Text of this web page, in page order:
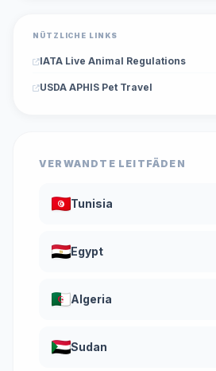
NÜTZLICHE LINKS
IATA Live Animal Regulations
USDA APHIS Pet Travel
VERWANDTE LEITFÄDEN
Tunisia
Egypt
Algeria
Sudan